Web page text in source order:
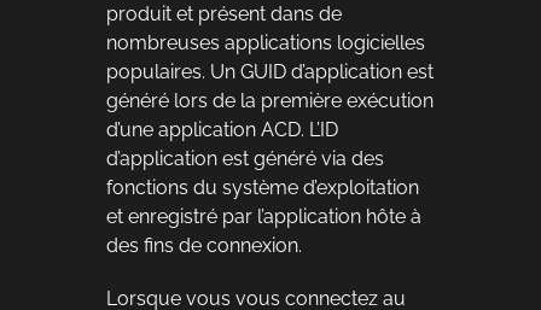
produit et présent dans de
nombreuses applications logicielles
populaires. Un GUID d’application est
généré lors de la première exécution
d’une application ACD. L’ID
d’application est généré via des
fonctions du système d’exploitation
et enregistré par l’application hôte à
des fins de connexion.
Lorsque vous vous connectez au